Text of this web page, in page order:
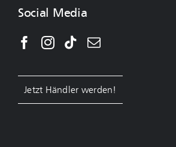
Social Media
Jetzt Händler werden!